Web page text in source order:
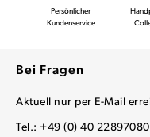
Persönlicher
Kundenservice
Bei Fragen
Aktuell nur per E-Mail
Tel.: +49 (0) 40